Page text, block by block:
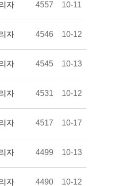
자 4557 10-11
자 4546 10-12
자 4545 10-13
자 4531 10-12
자 4517 10-17
자 4499 10-13
자 4490 10-12